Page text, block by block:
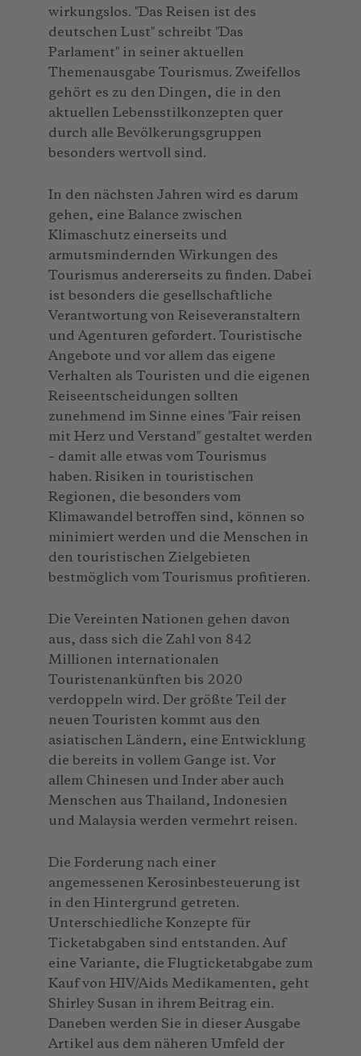
wirkungslos. ″Das Reisen ist des
deutschen Lust″ schreibt ″Das
Parlament″ in seiner aktuellen
Themenausgabe Tourismus. Zweifellos
gehört es zu den Dingen, die in den
aktuellen Lebensstilkonzepten quer
durch alle Bevölkerungsgruppen
besonders wertvoll sind.
In den nächsten Jahren wird es darum
gehen, eine Balance zwischen
Klimaschutz einerseits und
armutsmindernden Wirkungen des
Tourismus andererseits zu finden. Dabei
ist besonders die gesellschaftliche
Verantwortung von Reiseveranstaltern
und Agenturen gefordert. Touristische
Angebote und vor allem das eigene
Verhalten als Touristen und die eigenen
Reiseentschei­dungen sollten
zunehmend im Sinne eines ″Fair reisen
mit Herz und Verstand″ gestaltet werden
– damit alle etwas vom Tourismus
haben. Risiken in touristischen
Regionen, die besonders vom
Klimawandel betroffen sind, können so
minimiert werden und die Menschen in
den touristischen Zielgebieten
bestmöglich vom Tourismus profitieren.
Die Vereinten Nationen gehen davon
aus, dass sich die Zahl von 842
Millionen internationalen
Touristenankünften bis 2020
verdoppeln wird. Der größte Teil der
neuen Touristen kommt aus den
asiatischen Ländern, eine Entwicklung
die bereits in vollem Gange ist. Vor
allem Chinesen und Inder aber auch
Menschen aus Thailand, Indonesien
und Malaysia werden vermehrt reisen.
Die Forderung nach einer
angemessenen Kerosinbesteuerung ist
in den Hintergrund getreten.
Unterschiedliche Konzepte für
Ticketabgaben sind entstanden. Auf
eine Variante, die Flug­ticketabgabe zum
Kauf von HIV/Aids Medikamenten, geht
Shirley Susan in ihrem Beitrag ein.
Daneben werden Sie in dieser Ausgabe
Artikel aus dem näheren Umfeld der